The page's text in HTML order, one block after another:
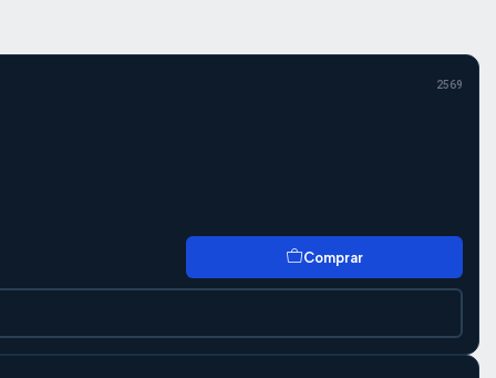
2569
Comprar